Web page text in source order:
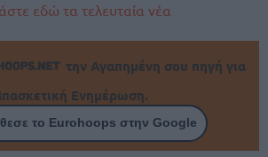
εδώ τα τελευταία νέα
την Αγαπημένη σου πηγή για
Ενημέρωση.
το Eurohoops στην Google